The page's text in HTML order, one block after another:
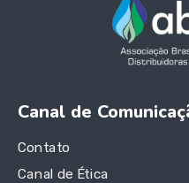
Canal de
Contato
Canal de Ética